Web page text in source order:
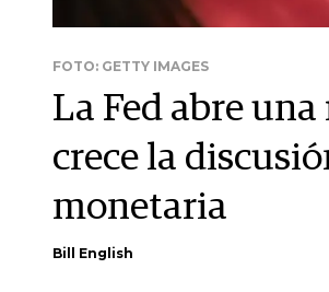
FOTO: GETTY IMAGES
La Fed abre
crece la
monetaria
Bill English